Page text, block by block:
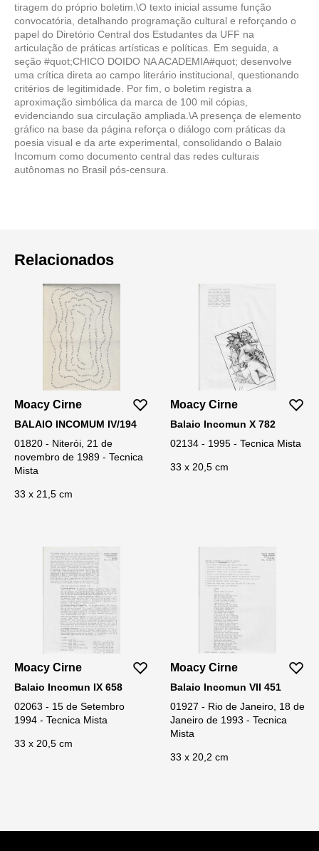
tiragem do próprio boletim.\O texto inicial assume função
convocatória, detalhando programação cultural e reforçando o
papel do Diretório Central dos Estudantes da UFF na
articulação de práticas artísticas e políticas. Em seguida, a
seção #quot;CHICO DOIDO NA ACADEMIA#quot; desenvolve
uma crítica direta ao campo literário institucional, questionando
critérios de legitimidade. Por fim, o boletim registra a
aproximação simbólica da marca de 100 mil cópias,
evidenciando sua circulação ampliada.\A presença de elemento
gráfico na base da página reforça o diálogo com práticas da
poesia visual e da arte experimental, consolidando o Balaio
Incomum como documento central das redes culturais
autônomas no Brasil pós-censura.
Relacionados
Moacy Cirne
BALAIO INCOMUM IV/194
01820 - Niterói, 21 de
novembro de 1989 - Tecnica
Mista
33 x 21,5 cm
Moacy Cirne
Balaio Incomun X 782
02134 - 1995 - Tecnica Mista
33 x 20,5 cm
Moacy Cirne
Balaio Incomun IX 658
02063 - 15 de Setembro
1994 - Tecnica Mista
33 x 20,5 cm
Moacy Cirne
Balaio Incomun VII 451
01927 - Rio de Janeiro, 18 de
Janeiro de 1993 - Tecnica
Mista
33 x 20,2 cm